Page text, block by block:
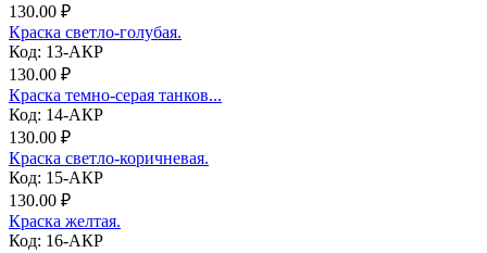
130.00 ₽
Краска светло-голубая.
Код: 13-АКР
130.00 ₽
Краска темно-серая танков...
Код: 14-АКР
130.00 ₽
Краска светло-коричневая.
Код: 15-АКР
130.00 ₽
Краска желтая.
Код: 16-АКР